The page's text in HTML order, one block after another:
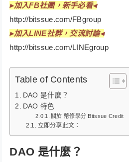
▸加入FB社團，新手必看◂
http://bitssue.com/FBgroup
▸加入LINE社群，交流討論◂
http://bitssue.com/LINEgroup
Table of Contents
DAO 是什麼？
DAO 特色
關於 幣修學分 Bitssue Credit
立即分享此文：
DAO 是什麼？